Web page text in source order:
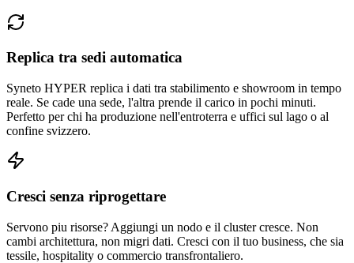
Replica tra sedi automatica
Syneto HYPER replica i dati tra stabilimento e showroom in tempo
reale. Se cade una sede, l'altra prende il carico in pochi minuti.
Perfetto per chi ha produzione nell'entroterra e uffici sul lago o al
confine svizzero.
Cresci senza riprogettare
Servono piu risorse? Aggiungi un nodo e il cluster cresce. Non
cambi architettura, non migri dati. Cresci con il tuo business, che sia
tessile, hospitality o commercio transfrontaliero.